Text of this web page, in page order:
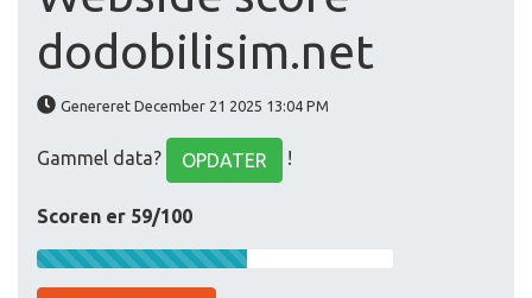
dodobilisim.net
Genereret December 21 2025 13:04 PM
Gammel data? OPDATER !
Scoren er 59/100